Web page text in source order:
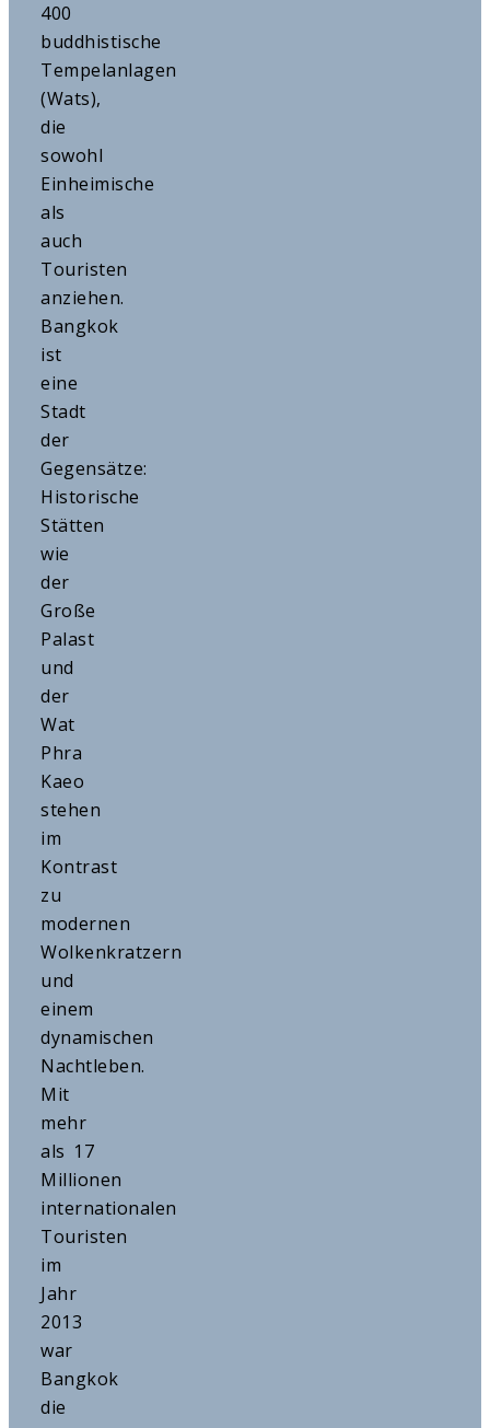
400
buddhistische
Tempelanlagen
(Wats),
die
sowohl
Einheimische
als
auch
Touristen
anziehen.
Bangkok
ist
eine
Stadt
der
Gegensätze:
Historische
Stätten
wie
der
Große
Palast
und
der
Wat
Phra
Kaeo
stehen
im
Kontrast
zu
modernen
Wolkenkratzern
und
einem
dynamischen
Nachtleben.
Mit
mehr
als 17
Millionen
internationalen
Touristen
im
Jahr
2013
war
Bangkok
die